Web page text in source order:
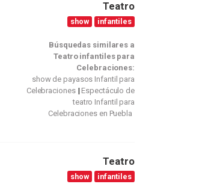
Teatro
show infantiles
Búsquedas similares a
Teatro infantiles para
Celebraciones:
show de payasos Infantil para
Celebraciones
Espectáculo de
teatro Infantil para
Celebraciones en Puebla
Teatro
show infantiles